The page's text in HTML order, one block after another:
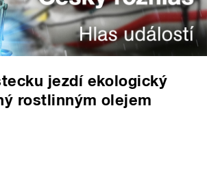
jezdí ekologický
rostlinným olejem